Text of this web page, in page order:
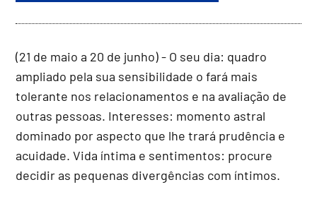
(21 de maio a 20 de junho) - O seu dia: quadro
ampliado pela sua sensibilidade o fará mais
tolerante nos relacionamentos e na avaliação de
outras pessoas. Interesses: momento astral
dominado por aspecto que lhe trará prudência e
acuidade. Vida íntima e sentimentos: procure
decidir as pequenas divergências com íntimos.